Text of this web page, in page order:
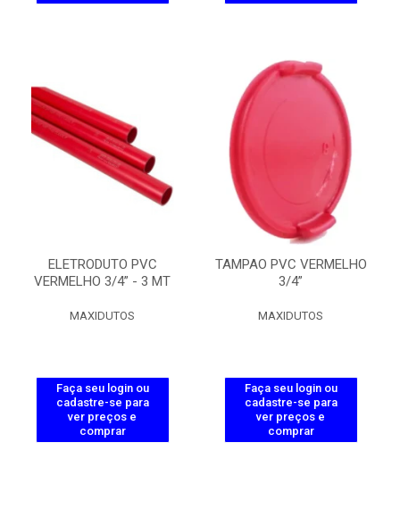
ELETRODUTO PVC
VERMELHO 3/4” - 3 MT
MAXIDUTOS
Faça seu login ou
cadastre-se para
ver preços e
comprar
TAMPAO PVC VERMELHO
3/4”
MAXIDUTOS
Faça seu login ou
cadastre-se para
ver preços e
comprar